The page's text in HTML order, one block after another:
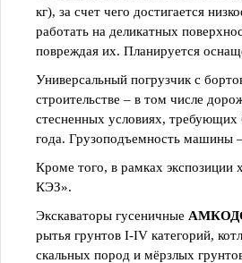
кг), за счет чего достигается
работать на деликатных
повреждая их. Планируется
Универсальный погрузчик с
строительстве – в том числе
стесненных условиях, требующих
года. Грузоподъемность машины
Кроме того, в рамках экспозиции
КЭЗ».
Экскаваторы гусеничные
рытья грунтов I-IV категорий,
скальных пород и мёрзлых